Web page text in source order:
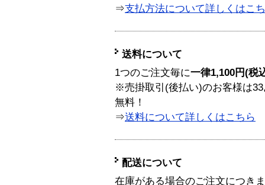
⇒支払方法について詳しくはこ
送料について
1つのご注文毎に一律1,100円(税
※売掛取引(後払い)のお客様は
無料！
⇒送料について詳しくはこちら
配送について
在庫がある場合のご注文につき